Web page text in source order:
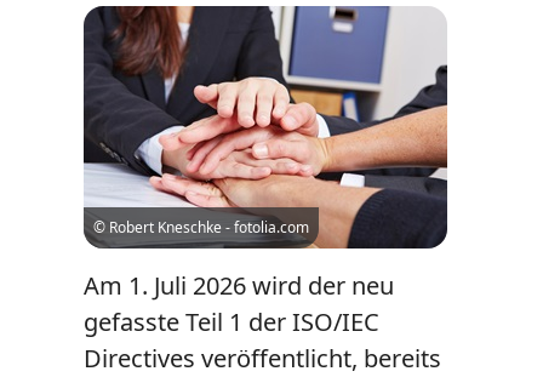
© Robert Kneschke - fotolia.com
Am 1. Juli 2026 wird der neu
gefasste Teil 1 der ISO/IEC
Directives veröffentlicht, bereits